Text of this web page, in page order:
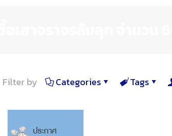
Filter by Categories Tags